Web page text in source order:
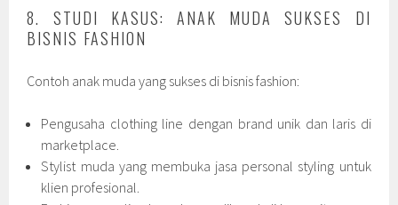
8. STUDI KASUS: ANAK MUDA SUKSES DI
BISNIS FASHION
Contoh anak muda yang sukses di bisnis fashion:
Pengusaha clothing line dengan brand unik dan laris di
marketplace.
Stylist muda yang membuka jasa personal styling untuk
klien profesional.